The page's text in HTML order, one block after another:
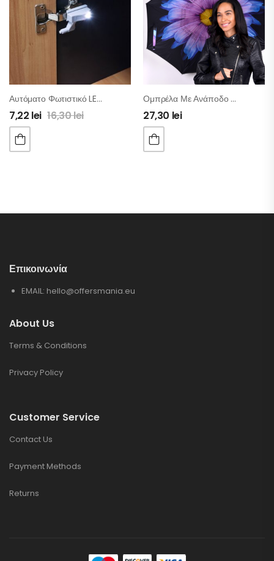
Αυτόματο Φωτιστικό LED Με Διακόπτη Για Ντουλάπια – 4τμχ
7,22 lei 16,30lei
Ομπρέλα Με Ανάποδο Άνοιγμα Και Εργονομική Χειρολαβή
27,30 lei
Επικοινωνία
EMAIL: hello@offersmania.eu
About Us
Terms & Conditions
Privacy Policy
Customer Service
Contact Us
Payment Methods
Returns